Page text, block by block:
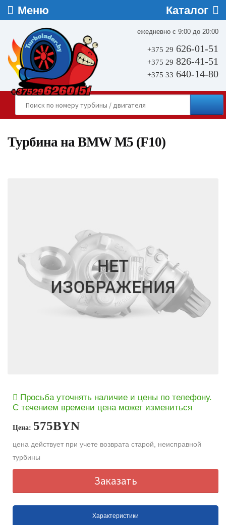
ежедневно с 9:00 до 20:00
+375 29 626-01-51
+375 29 826-41-51
+375 33 640-14-80
Турбина на BMW M5 (F10)
Просьба уточнять наличие и цены по телефону.
С течением времени цена может измениться
Цена: 575BYN
цена действует при учете возврата старой, неисправной
турбины
Заказать
Характеристики